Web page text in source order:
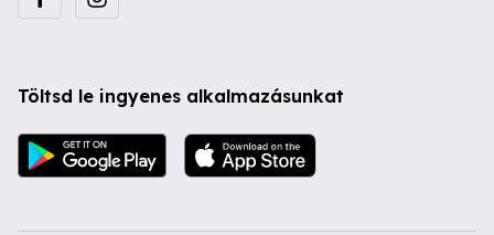
Töltsd le ingyenes alkalmazásunkat